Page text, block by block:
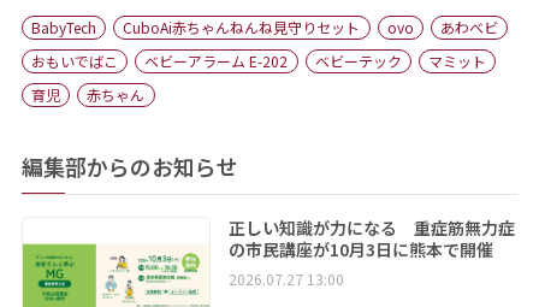
BabyTech CuboAi赤ちゃんねんね見守りセット ovo
あわベビ
おもいでばこ
ベビーアラーム E-202 ベビーテック
マミット
育児
赤ちゃん
編集部からのお知らせ
正しい知識が力になる 重症筋無力症
の市民講座が10月3日に熊本で開催
2026.07.27 13:00